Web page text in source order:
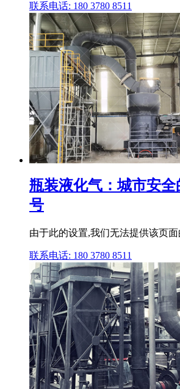
联系电话: 180 3780 8511
瓶装液化气：城市安
号
由于此的设置,我们无法提供该页面
联系电话: 180 3780 8511